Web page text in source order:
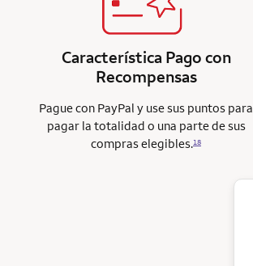
Característica Pago con
Recompensas
Pague con PayPal y use sus puntos para
pagar la totalidad o una parte de sus
compras elegibles.18